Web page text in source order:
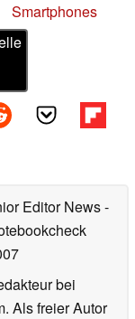
Smartphones
Editor News-
bei
Als freier Autor